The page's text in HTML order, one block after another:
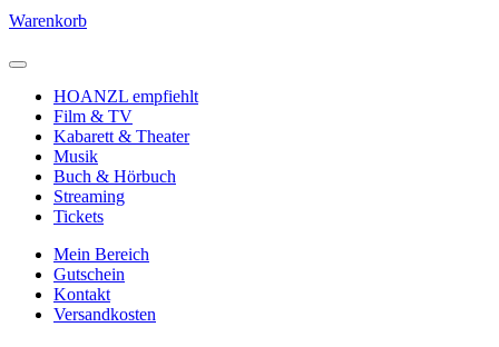
Warenkorb
HOANZL empfiehlt
Film & TV
Kabarett & Theater
Musik
Buch & Hörbuch
Streaming
Tickets
Mein Bereich
Gutschein
Kontakt
Versandkosten